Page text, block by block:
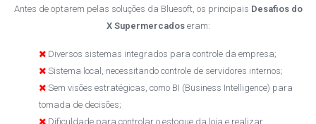
Antes de optarem pelas soluções da Bluesoft, os principais Desafios do
X Supermercadoseram:
Diversos sistemas integrados para controle da empresa;
Sistema local, necessitando controle de servidores internos;
Sem visões estratégicas, como BI (Business Intelligence) para
tomada de decisões;
Dificuldade para controlar o estoque da loja e realizar